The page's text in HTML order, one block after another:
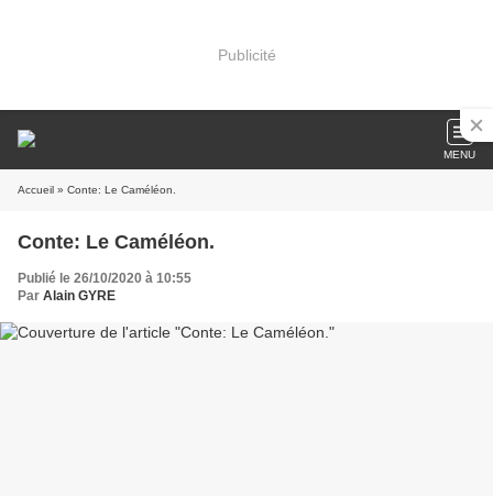
Publicité
MENU
Accueil » Conte: Le Caméléon.
Conte: Le Caméléon.
Publié le 26/10/2020 à 10:55
Par Alain GYRE